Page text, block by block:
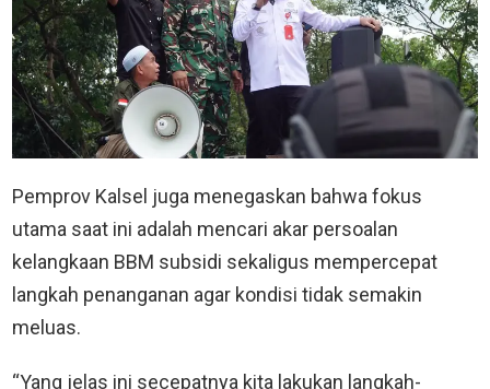
Pemprov Kalsel juga menegaskan bahwa fokus
utama saat ini adalah mencari akar persoalan
kelangkaan BBM subsidi sekaligus mempercepat
langkah penanganan agar kondisi tidak semakin
meluas.
“Yang jelas ini secepatnya kita lakukan langkah-